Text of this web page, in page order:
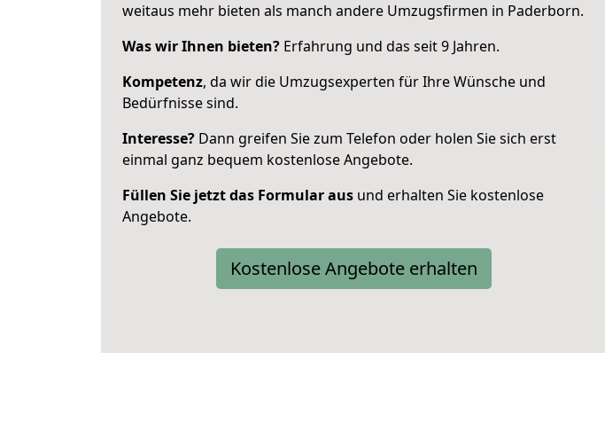
weitaus mehr bieten als manch andere Umzugsfirmen in Paderborn.
Was wir Ihnen bieten? Erfahrung und das seit 9 Jahren.
Kompetenz, da wir die Umzugsexperten für Ihre Wünsche und
Bedürfnisse sind.
Interesse? Dann greifen Sie zum Telefon oder holen Sie sich erst
einmal ganz bequem kostenlose Angebote.
Füllen Sie jetzt das Formular aus und erhalten Sie kostenlose
Angebote.
Kostenlose Angebote erhalten